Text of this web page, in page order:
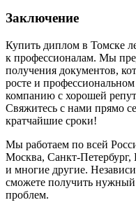
Заключение
Купить диплом в Томске
к профессионалам. Мы
получения документов,
росте и
компанию с хорошей
Свяжитесь с нами прямо
кратчайшие сроки!
Мы работаем по всей
Москва, Санкт-Петербург,
и многие другие.
сможете получить
проблем.